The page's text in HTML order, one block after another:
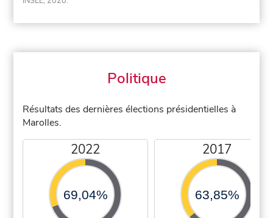
Politique
Résultats des dernières élections présidentielles à
Marolles.
2022
69,04%
2017
63,85%